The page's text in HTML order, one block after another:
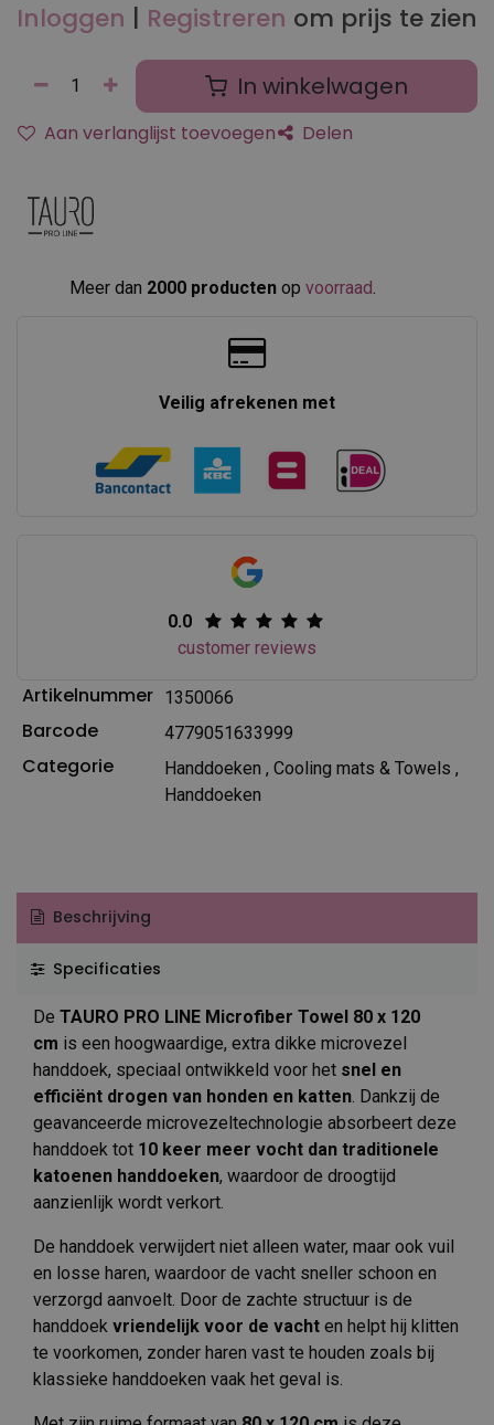
Inloggen | Registreren om prijs te zien
In winkelwagen
Aan verlanglijst toevoegen Delen
Meer dan 2000 producten op voorraad
Veilig afrekenen met
0.0
customer reviews
Artikelnummer 1350066
Barcode 4779051633999
Categorie Handdoeken , Cooling mats & Towels ,
Handdoeken
Beschrijving
Specificaties
De TAURO PRO LINE Microfiber Towel 80 x 120
cm is een hoogwaardige, extra dikke microvezel
handdoek, speciaal ontwikkeld voor het snel en
efficiënt drogen van honden en katten . Dankzij de
geavanceerde microvezeltechnologie absorbeert deze
handdoek tot 10 keer meer vocht dan traditionele
katoenen handdoeken, waardoor de droogtijd
aanzienlijk wordt verkort.
De handdoek verwijdert niet alleen water, maar ook vuil
en losse haren, waardoor de vacht sneller schoon en
verzorgd aanvoelt. Door de zachte structuur is de
handdoek vriendelijk voor de vacht en helpt hij klitten
te voorkomen, zonder haren vast te houden zoals bij
klassieke handdoeken vaak het geval is.